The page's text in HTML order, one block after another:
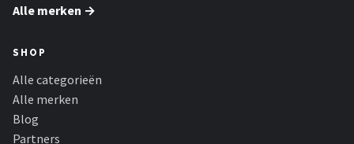
Alle merken →
SHOP
Alle categorieën
Alle merken
Blog
Partners